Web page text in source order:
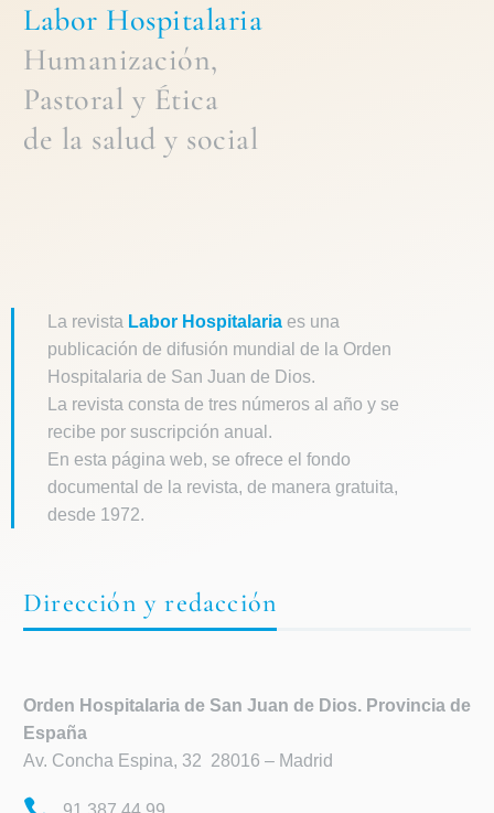
Labor Hospitalaria
Humanización,
Pastoral y Ética
de la salud y social
La revista Labor Hospitalaria es una
publicación de difusión mundial de la Orden
Hospitalaria de San Juan de Dios.
La revista consta de tres números al año y se
recibe por suscripción anual.
En esta página web, se ofrece el fondo
documental de la revista, de manera gratuita,
desde 1972.
Dirección y redacción
Orden Hospitalaria de San Juan de Dios. Provincia de
España
Av. Concha Espina, 32 28016 – Madrid